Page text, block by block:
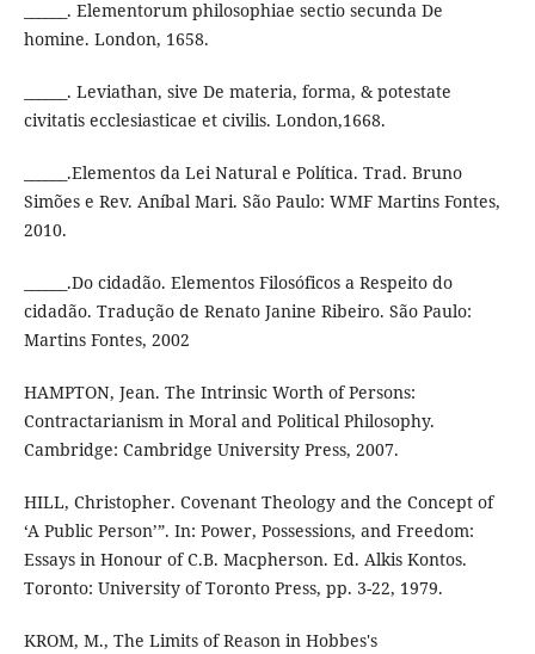
______. Elementorum philosophiae sectio secunda De
homine. London, 1658.
______. Leviathan, sive De materia, forma, & potestate
civitatis ecclesiasticae et civilis. London,1668.
______.Elementos da Lei Natural e Política. Trad. Bruno
Simões e Rev. Aníbal Mari. São Paulo: WMF Martins Fontes,
2010.
______.Do cidadão. Elementos Filosóficos a Respeito do
cidadão. Tradução de Renato Janine Ribeiro. São Paulo:
Martins Fontes, 2002
HAMPTON, Jean. The Intrinsic Worth of Persons:
Contractarianism in Moral and Political Philosophy.
Cambridge: Cambridge University Press, 2007.
HILL, Christopher. Covenant Theology and the Concept of
‘A Public Person’”. In: Power, Possessions, and Freedom:
Essays in Honour of C.B. Macpherson. Ed. Alkis Kontos.
Toronto: University of Toronto Press, pp. 3-22, 1979.
KROM, M., The Limits of Reason in Hobbes's